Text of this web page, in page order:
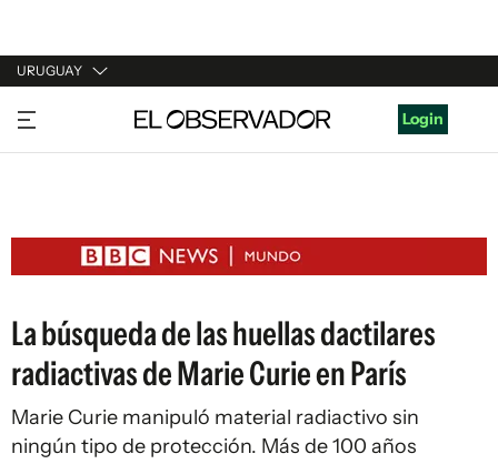
URUGUAY
URUGUAY
ARGENTINA
ESTADOS UNIDOS
Login
La búsqueda de las huellas dactilares
radiactivas de Marie Curie en París
Marie Curie manipuló material radiactivo sin
ningún tipo de protección. Más de 100 años